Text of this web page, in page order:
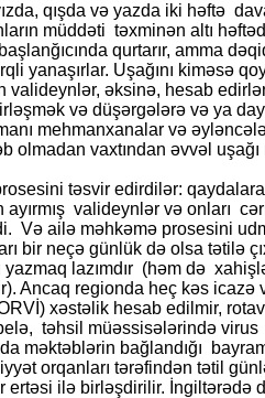
qışda və yazda iki həftə
müddəti təxminən altı
qurtarır, amma
yanaşırlar. Uşağını kiməsə
valideynlər, əksinə, hesab
və düşərgələrə və ya
mehmanxanalar və
vaxtından əvvəl uşağı
təsvir edirdilər: qaydalara
valideynlər və onları
Və ailə məhkəmə prosesini
bir neçə günlük də olsa tətilə
lazımdır (həm də
Ancaq regionda heç kəs icazə
xəstəlik hesab edilmir,
təhsil müəssisələrində virus
məktəblərin bağlandığı
orqanları tərəfindən tətil
ilə birləşdirilir. İngiltərədə